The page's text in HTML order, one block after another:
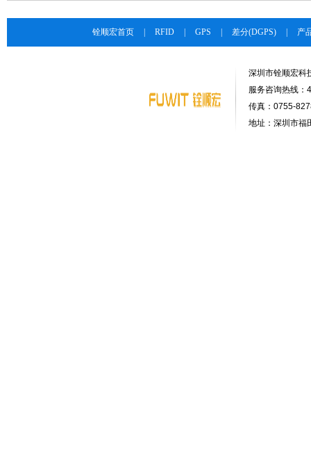
铨顺宏首页 RFID GPS 差分(DGPS) 产
深圳市铨顺宏科
服务咨询热线
传真：0755-
地址：深圳市福